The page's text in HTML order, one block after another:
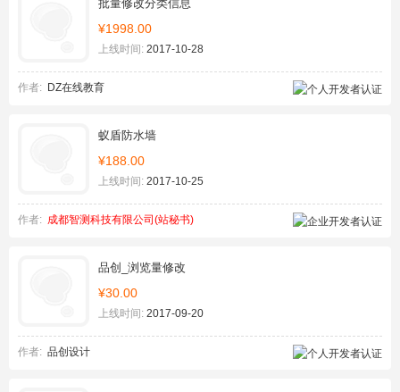
批量修改分类信息
¥1998.00
上线时间: 2017-10-28
作者: DZ在线教育
蚁盾防水墙
¥188.00
上线时间: 2017-10-25
作者: 成都智测科技有限公司(站秘书)
品创_浏览量修改
¥30.00
上线时间: 2017-09-20
作者: 品创设计